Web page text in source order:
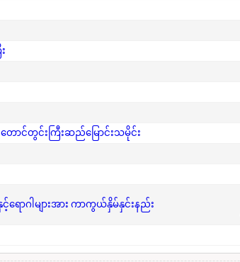
ောင်တွင်းကြီးဆည်မြောင်းသမိုင်း
ောဂါများအား ကာကွယ်နှိမ်နှင်းနည်း